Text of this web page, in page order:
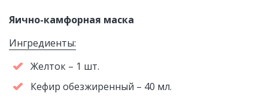
Яично-камфорная маска
Ингредиенты:
Желток – 1 шт.
Кефир обезжиренный – 40 мл.